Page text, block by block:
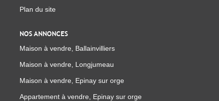
Plan du site
NOS ANNONCES
Maison à vendre, Ballainvilliers
Maison à vendre, Longjumeau
Maison à vendre, Epinay sur orge
Appartement à vendre, Epinay sur orge